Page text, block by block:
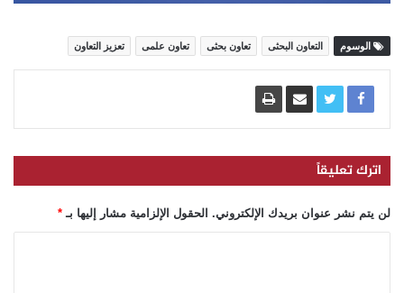
الوسوم التعاون البحثى تعاون بحثى تعاون علمى تعزيز التعاون
اترك تعليقاً
لن يتم نشر عنوان بريدك الإلكتروني. الحقول الإلزامية مشار إليها بـ *